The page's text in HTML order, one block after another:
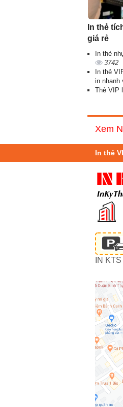
In thẻ
giá rẻ
In thẻ
3742
In thẻ
in nhanh
Thẻ VIP
Xem
In thẻ
IN